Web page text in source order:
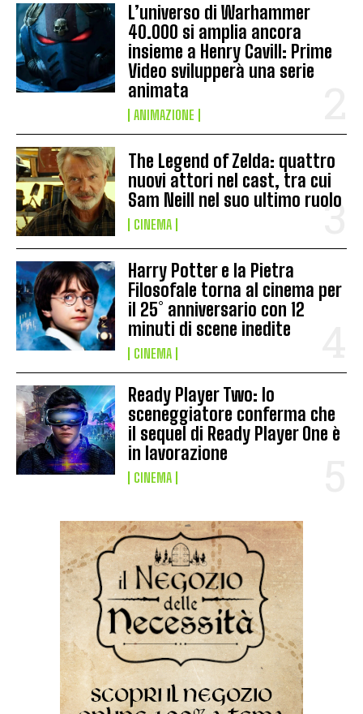
L’universo di Warhammer
40.000 si amplia ancora
insieme a Henry Cavill: Prime
Video svilupperà una serie
animata
ANIMAZIONE
The Legend of Zelda: quattro
nuovi attori nel cast, tra cui
Sam Neill nel suo ultimo ruolo
CINEMA
Harry Potter e la Pietra
Filosofale torna al cinema per
il 25° anniversario con 12
minuti di scene inedite
CINEMA
Ready Player Two: lo
sceneggiatore conferma che
il sequel di Ready Player One è
in lavorazione
CINEMA